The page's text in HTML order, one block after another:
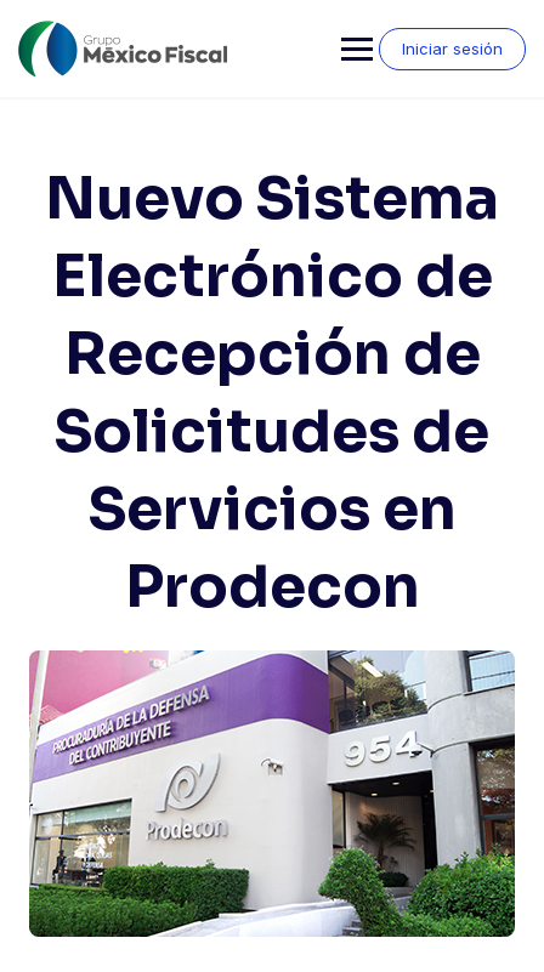
contenido
Iniciar sesión
Nuevo Sistema
Electrónico de
Recepción de
Solicitudes de
Servicios en
Prodecon